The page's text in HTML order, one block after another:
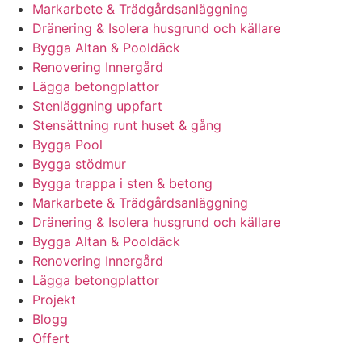
Markarbete & Trädgårdsanläggning
Dränering & Isolera husgrund och källare
Bygga Altan & Pooldäck
Renovering Innergård
Lägga betongplattor
Stenläggning uppfart
Stensättning runt huset & gång
Bygga Pool
Bygga stödmur
Bygga trappa i sten & betong
Markarbete & Trädgårdsanläggning
Dränering & Isolera husgrund och källare
Bygga Altan & Pooldäck
Renovering Innergård
Lägga betongplattor
Projekt
Blogg
Offert